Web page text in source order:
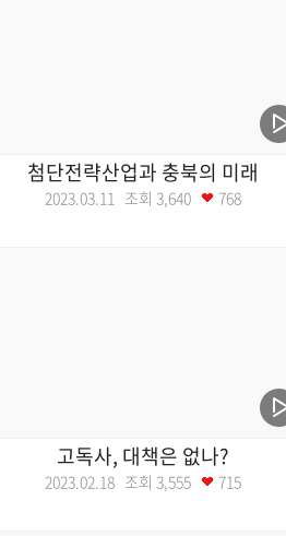
첨단전략산업과 충북의 미래
2023.03.11 조회 3,640 768
고독사, 대책은 없나?
2023.02.18 조회 3,555 715